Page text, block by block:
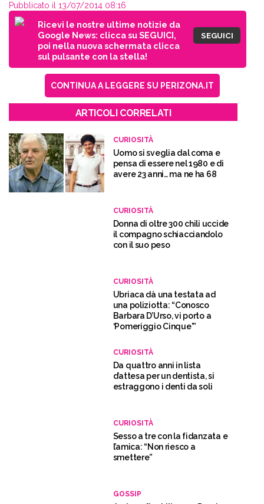
Pubblicato il 13/07/2014 08:16
Ricevi le nostre ultime notizie da
Google News: clicca su SEGUICI,
poi nella nuova schermata clicca
sul pulsante con la stella!
SEGUICI
CONTINUA A LEGGERE SU PERIZONA.IT
ARTICOLI CORRELATI
CURIOSITÀ
Uomo si sveglia dal coma e
pensa di essere nel 1980 e di
avere 23 anni… ma ne ha 68
CURIOSITÀ
Donna di oltre 300 chili uccide
il compagno schiacciandolo
con il suo peso
CURIOSITÀ
Ubriaca dà una testata ad
una poliziotta: “Conosco
Barbara D’Urso, vi porto a
‘Pomeriggio Cinque'”
CURIOSITÀ
Da quattro anni in lista
d’attesa per un dentista, si
estraggono i denti da soli
CURIOSITÀ
Sesso a tre con la fidanzata e
l’amica: “Non riesco a
smettere”
GOSSIP